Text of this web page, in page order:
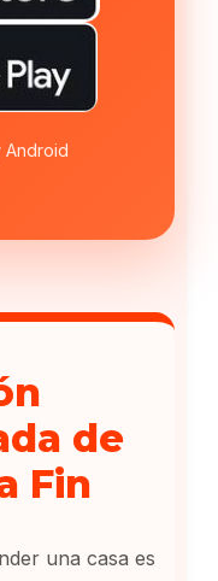
Android
de
Fin
una casa es